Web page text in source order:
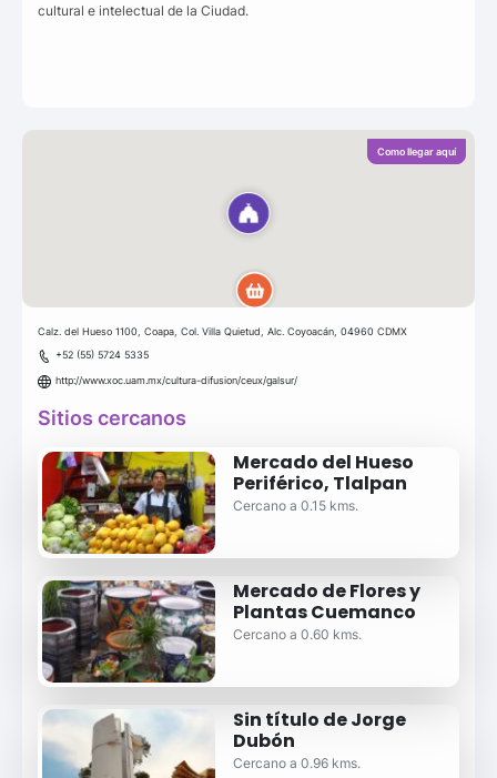
cultural e intelectual de la Ciudad.
Como llegar aquí
Calz. del Hueso 1100, Coapa, Col. Villa Quietud, Alc. Coyoacán, 04960 CDMX
+52 (55) 5724 5335
http://www.xoc.uam.mx/cultura-difusion/ceux/galsur/
Sitios cercanos
Mercado del Hueso
Periférico, Tlalpan
Cercano a 0.15 kms.
Mercado de Flores y
Plantas Cuemanco
Cercano a 0.60 kms.
Sin título de Jorge
Dubón
Cercano a 0.96 kms.